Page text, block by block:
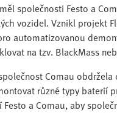
společnosti Festo a
vozidel. Vznikl projekt
automatizovanou
na tzv. BlackMass
Comau
různé typy baterií
Festo a Comau, aby